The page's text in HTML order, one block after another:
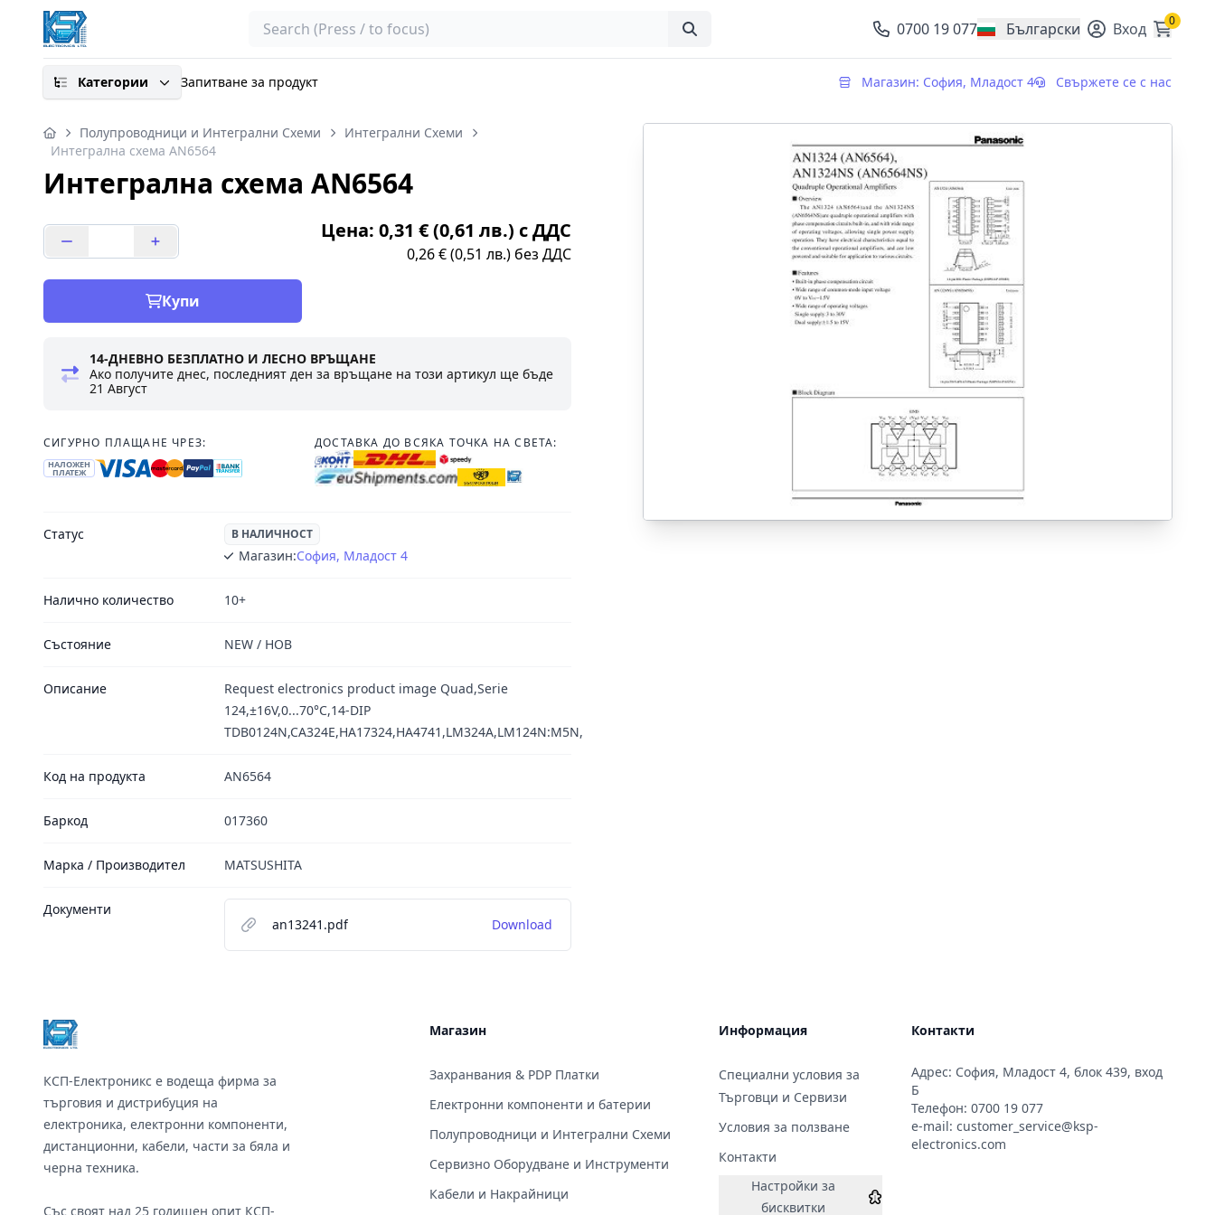
Search 0700 19 077 Български
, change currency Вход 0
Категории Запитване за продукт Магазин: София, Младост 4 Свържете се с нас
Полупроводници и Интегрални Схеми
Интегрални Схеми
Интегрална схема AN6564
Интегрална схема AN6564
Цена: 0,31 € (0,61 лв.) с ДДС
0,26 € (0,51 лв.) без ДДС
Купи
14-ДНЕВНО БЕЗПЛАТНО И ЛЕСНО ВРЪЩАНЕ
Ако получите днес, последният ден за връщане на този артикул ще бъде
21 Август
СИГУРНО ПЛАЩАНЕ ЧРЕЗ:
НАЛОЖЕН
ПЛАТЕЖ
ДОСТАВКА ДО ВСЯКА ТОЧКА НА СВЕТА:
Статус В НАЛИЧНОСТ
Магазин:София, Младост 4
Налично количество 10+
Състояние NEW / НОВ
Описание
Request electronics product image Quad,Serie
124,±16V,0...70°C,14-DIP
TDB0124N,CA324E,HA17324,HA4741,LM324A,LM124N:M5N,
Код на продукта AN6564
Баркод 017360
Марка / Производител MATSUSHITA
Документи
an13241.pdf
Download
КСП-Електроникс е водеща фирма за
търговия и дистрибуция на
електроника, електронни компоненти,
дистанционни, кабели, части за бяла и
черна техника.
Със своят над 25 годишен опит КСП-
Магазин
Захранвания & PDP Платки
Електронни компоненти и батерии
Полупроводници и Интегрални Схеми
Сервизно Оборудване и Инструменти
Кабели и Накрайници
Информация
Специални условия за
Търговци и Сервизи
Условия за ползване
Контакти
Настройки за
бисквитки
Контакти
Адрес: София, Младост 4, блок 439, вход
Б
Телефон: 0700 19 077
e-mail: customer_service@ksp-
electronics.com